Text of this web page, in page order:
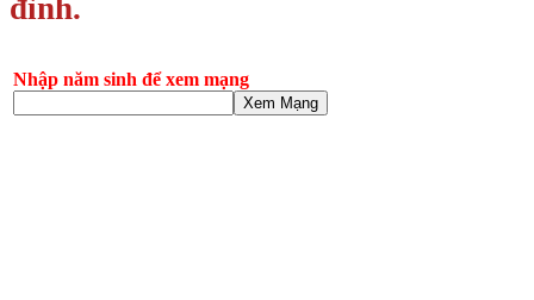
đình.
Nhập năm sinh để xem mạng
Xem Mạng